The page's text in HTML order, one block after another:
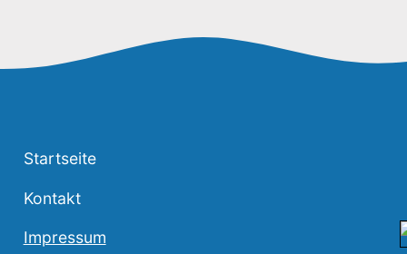
Startseite
Kontakt
Impressum